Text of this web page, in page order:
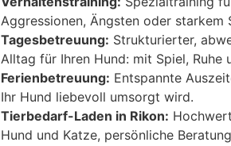
Aggressionen, Ängsten oder starkem
Tagesbetreuung: Strukturierter,
Alltag für Ihren Hund: mit Spiel, Ruhe
Ferienbetreuung: Entspannte
Ihr Hund liebevoll umsorgt wird.
Tierbedarf-Laden in Rikon:
Hund und Katze, persönliche